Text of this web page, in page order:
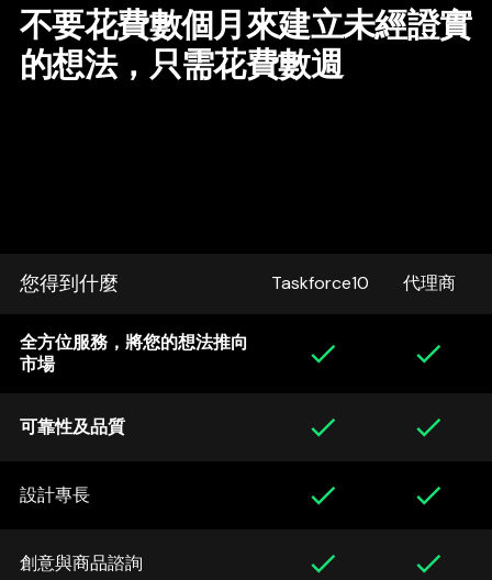
不要花費數個月來建立未經證實
的想法，只需花費數週
您得到什麼 Taskforce10 代理商
全方位服務，將您的想法推向
市場
可靠性及品質
設計專長
創意與商品諮詢